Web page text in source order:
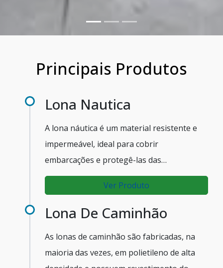
Principais Produtos
Lona Nautica
A lona náutica é um material resistente e
impermeável, ideal para cobrir
embarcações e protegê-las das
intempéries. Com alta durabilidade, a lona
náutica é uma opção econômica e eficiente
para quem busca manter sua embarcação
Ver Produto
Lona De Caminhão
As lonas de caminhão são fabricadas, na
maioria das vezes, em polietileno de alta